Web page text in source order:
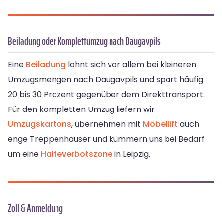
Beiladung oder Komplettumzug nach Daugavpils
Eine Beiladung lohnt sich vor allem bei kleineren
Umzugsmengen nach Daugavpils und spart häufig
20 bis 30 Prozent gegenüber dem Direkttransport.
Für den kompletten Umzug liefern wir
Umzugskartons, übernehmen mit Möbellift auch
enge Treppenhäuser und kümmern uns bei Bedarf
um eine Halteverbotszonein Leipzig.
Zoll & Anmeldung